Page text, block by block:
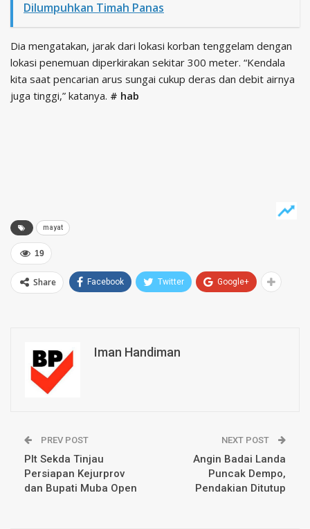
Dilumpuhkan Timah Panas
Dia mengatakan, jarak dari lokasi korban tenggelam dengan
lokasi penemuan diperkirakan sekitar 300 meter. “Kendala
kita saat pencarian arus sungai cukup deras dan debit airnya
juga tinggi,” katanya. # hab
mayat
19
Share Facebook Twitter Google+
Iman Handiman
PREV POST
Plt Sekda Tinjau
Persiapan Kejurprov
dan Bupati Muba Open
NEXT POST
Angin Badai Landa
Puncak Dempo,
Pendakian Ditutup